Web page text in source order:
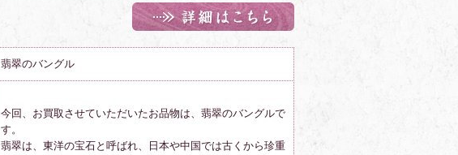
翡翠のバングル
今回、お買取させていただいたお品物は、翡翠のバングルで
す。
翡翠は、東洋の宝石と呼ばれ、日本や中国では古くから珍重